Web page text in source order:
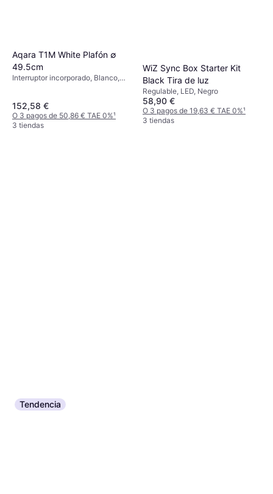
Aqara T1M White Plafón ∅
49.5cm
Interruptor incorporado, Blanco,
152,58 €
O 3 pagos de 50,86 € TAE 0%¹
3 tiendas
WiZ Sync Box Starter Kit
Black Tira de luz
Regulable, LED, Negro
58,90 €
O 3 pagos de 19,63 € TAE 0%¹
3 tiendas
Tendencia